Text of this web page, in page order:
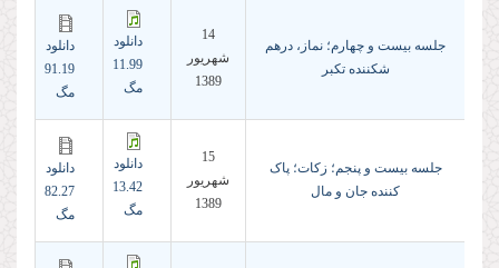
جلسه بیست و چهارم؛ نماز، درهم
شکننده تکبر
14
شهريور
1389
دانلود
11.99
مگ
دانلود
91.19
مگ
جلسه بیست و پنجم؛ زکات؛ پاک
کننده جان و مال
15
شهريور
1389
دانلود
13.42
مگ
دانلود
82.27
مگ